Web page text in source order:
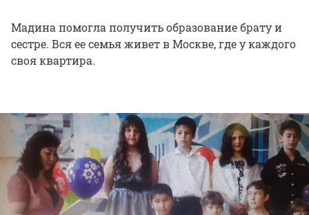
Мадина помогла получить образование брату и
сестре. Вся ее семья живет в Москве, где у каждого
своя квартира.